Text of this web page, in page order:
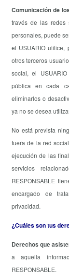
Comunicación de
través de las redes
personales, puede
el USUARIO
otros terceros
social, el
pública en cada
eliminarlos o
ya no se desea
No está prevista
fuera de la red
ejecución de las
servicios
RESPONSABLE
encargado de
privacidad.
¿Cuáles son tus
Derechos que
a aquella
RESPONSABLE.